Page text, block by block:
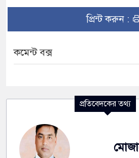
প্রিন্ট করুন :
কমেন্ট বক্স
প্রতিবেদকের তথ্য